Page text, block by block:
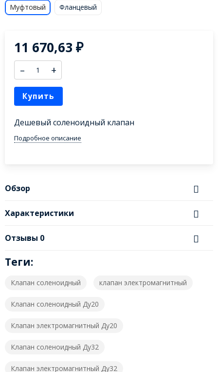
Муфтовый
Фланцевый
11 670,63₽
– +
Купить
Дешевый соленоидный клапан
Подробное описание
Обзор
Характеристики
Отзывы 0
Теги:
Клапан соленоидный клапан электромагнитный
Клапан соленоидный Ду20
Клапан электромагнитный Ду20
Клапан соленоидный Ду32
Клапан электромагнитный Ду32